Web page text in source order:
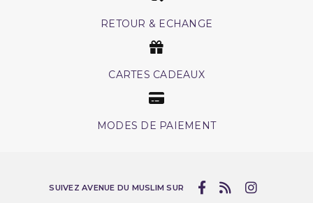
RETOUR & ECHANGE
CARTES CADEAUX
MODES DE PAIEMENT
SUIVEZ AVENUE DU MUSLIM SUR